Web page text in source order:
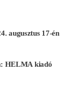
augusztus 17-én
HELMA kiadó